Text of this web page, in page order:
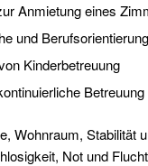
Anmietung eines
und Berufsorientierung
Kinderbetreuung
Wohnraum, Stabilität
Not und